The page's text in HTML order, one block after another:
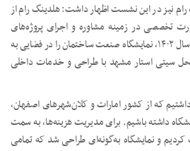
رام نیز در این نشست اظهار داشت: هلدینگ رام از
تخصصی در زمینه مشاوره و اجرای پروژه‌های
ساختمانی آغاز کرده است. در سال ۱۴۰۲، نمایشگاه صنعت ساختمان را در فضایی به
در محل سیتی استار مشهد با طراحی و خدمات داخلی
که از کشور امارات و کلان‌شهرهای اصفهان،
داشته باشیم. برای مدیریت هزینه‌ها، به سمت
و نمایشگاه به‌گونه‌ای طراحی شد که تمامی